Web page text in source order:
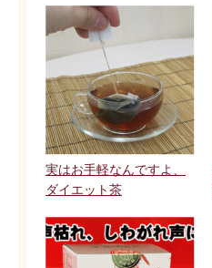
実はお手軽なんですよ、
ダイエット茶